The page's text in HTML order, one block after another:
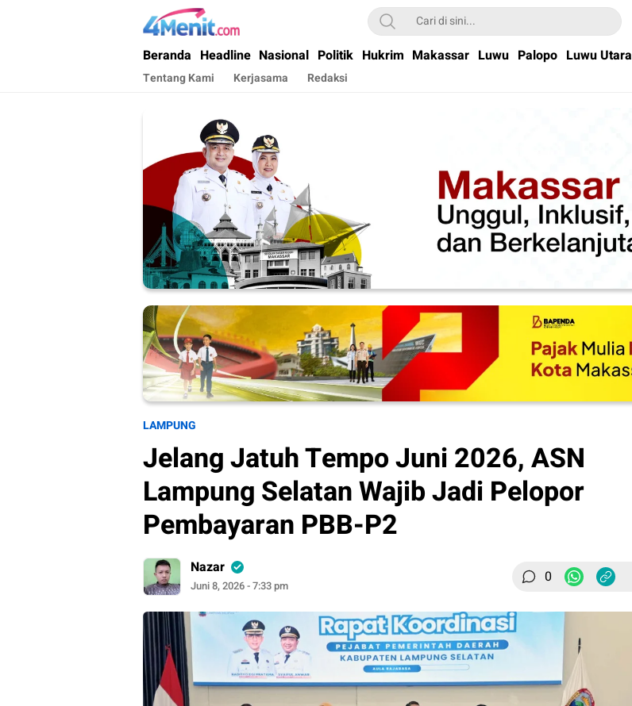
4menit.com
Mengungkap Kisah, Setiap Hari
Beranda Headline Nasional Politik Hukrim Makassar Luwu Palopo Luwu Utara
Tentang Kami Kerjasama Redaksi
LAMPUNG
Jelang Jatuh Tempo Juni 2026, ASN
Lampung Selatan Wajib Jadi Pelopor
Pembayaran PBB-P2
Nazar
Juni 8, 2026 - 7:33 pm 0